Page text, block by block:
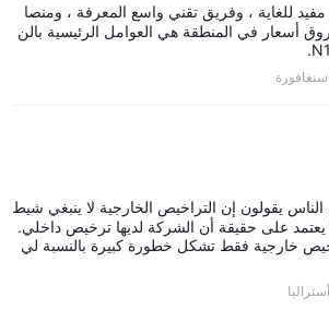
للغاية ، وفريق تقني واسع المعرفة ، ومنصا
أسعار في المنطقة هي العوامل الرئيسية بالن
سنغافورة
يقولون إن التراخيص الخارجية لا ينبغي شيط
يعتمد على حقيقة أن الشركة لديها ترخيص داخلي.
خارجية فقط تشكل خطورة كبيرة بالنسبة لي
أستراليا